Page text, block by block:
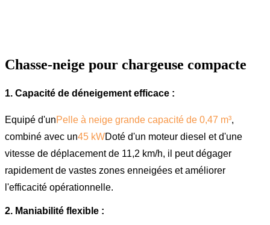
Chasse-neige pour chargeuse compacte
1. Capacité de déneigement efficace :
Equipé d'unPelle à neige grande capacité de 0,47 m³,
combiné avec un45 kWDoté d'un moteur diesel et d'une
vitesse de déplacement de 11,2 km/h, il peut dégager
rapidement de vastes zones enneigées et améliorer
l'efficacité opérationnelle.
2. Maniabilité flexible :